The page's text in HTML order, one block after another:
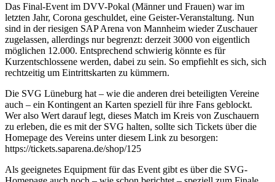
Das Final-Event im DVV-Pokal (Männer und Frauen) war im
letzten Jahr, Corona geschuldet, eine Geister-Veranstaltung. Nun
sind in der riesigen SAP Arena von Mannheim wieder Zuschauer
zugelassen, allerdings nur begrenzt: derzeit 3000 von eigentlich
möglichen 12.000. Entsprechend schwierig könnte es für
Kurzentschlossene werden, dabei zu sein. So empfiehlt es sich, sich
rechtzeitig um Eintrittskarten zu kümmern.
Die SVG Lüneburg hat – wie die anderen drei beteiligten Vereine
auch – ein Kontingent an Karten speziell für ihre Fans geblockt.
Wer also Wert darauf legt, dieses Match im Kreis von Zuschauern
zu erleben, die es mit der SVG halten, sollte sich Tickets über die
Homepage des Vereins unter diesem Link zu besorgen:
https://tickets.saparena.de/shop/125
Als geeignetes Equipment für das Event gibt es über die SVG-